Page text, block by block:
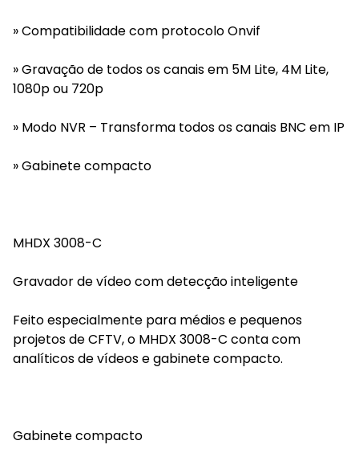
» Compatibilidade com protocolo Onvif
» Gravação de todos os canais em 5M Lite, 4M Lite,
1080p ou 720p
» Modo NVR – Transforma todos os canais BNC em IP
» Gabinete compacto
MHDX 3008-C
Gravador de vídeo com detecção inteligente
Feito especialmente para médios e pequenos
projetos de CFTV, o MHDX 3008-C conta com
analíticos de vídeos e gabinete compacto.
Gabinete compacto